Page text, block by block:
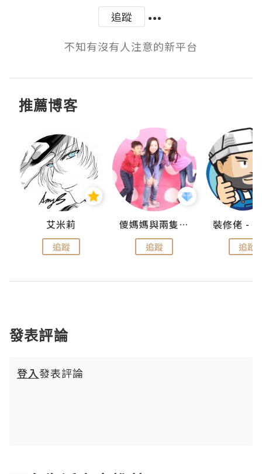
追蹤
不知有沒有人注意的新平台
推薦博客
艾米莉
追蹤
儍媽媽與兩隻小魔怪之家
追蹤 追蹤
發表評論
登入發表評論